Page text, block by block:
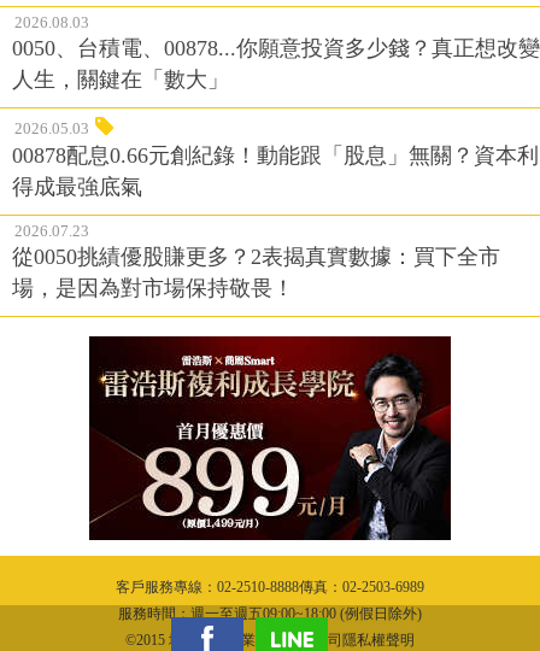
2026.08.03
0050、台積電、00878...你願意投資多少錢？真正想改變
人生，關鍵在「數大」
2026.05.03
00878配息0.66元創紀錄！動能跟「股息」無關？資本利
得成最強底氣
2026.07.23
從0050挑績優股賺更多？2表揭真實數據：買下全市
場，是因為對市場保持敬畏！
客戶服務專線：02-2510-8888傳真：02-2503-6989
服務時間：週一至週五09:00~18:00 (例假日除外)
©2015 城邦文化事業股份有限公司隱私權聲明